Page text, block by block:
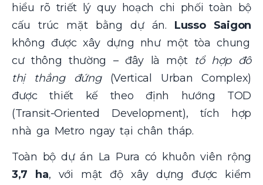
hiểu rõ triết lý quy hoạch chi phối toàn bộ
cấu trúc mặt bằng dự án. Lusso Saigon
không được xây dựng như một tòa chung
cư thông thường – đây là một tổ hợp đô
thị thẳng đứng(Vertical Urban Complex)
được thiết kế theo định hướng TOD
(Transit-Oriented Development), tích hợp
nhà ga Metro ngay tại chân tháp.
Toàn bộ dự án La Pura có khuôn viên rộng
3,7 ha, với mật độ xây dựng được kiểm